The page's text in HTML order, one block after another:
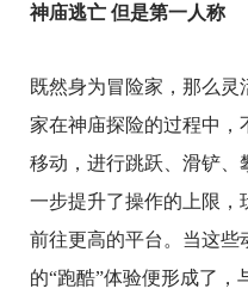
神庙逃亡 但是第一人称
既然身为冒险家，那么
家在神庙探险的过程中，
移动，进行跳跃、滑铲、
一步提升了操作的上限，
前往更高的平台。当这些
的“跑酷”体验便形成了